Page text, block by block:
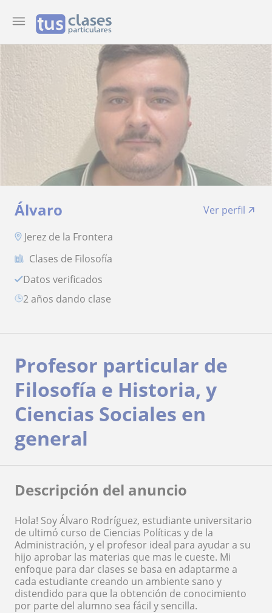
Álvaro
Ver perfil
Jerez de la Frontera
Clases de Filosofía
Datos verificados
2 años dando clase
Profesor particular de
Filosofía e Historia, y
Ciencias Sociales en
general
Descripción del anuncio
Hola! Soy Álvaro Rodríguez, estudiante universitario
de ultimó curso de Ciencias Políticas y de la
Administración, y el profesor ideal para ayudar a su
hijo aprobar las materias que mas le cueste. Mi
enfoque para dar clases se basa en adaptarme a
cada estudiante creando un ambiente sano y
distendido para que la obtención de conocimiento
por parte del alumno sea fácil y sencilla.